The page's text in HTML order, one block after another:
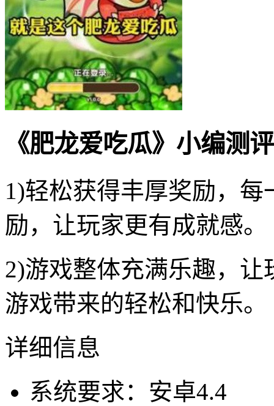
《肥龙爱吃瓜》小编测
1)轻松获得丰厚奖励，
励，让玩家更有成就感。
2)游戏整体充满乐趣，
游戏带来的轻松和快乐。
详细信息
系统要求：安卓4.4